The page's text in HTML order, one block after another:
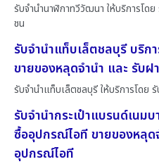
รับจำนำนาฬิกาทวีวัฒนา ให้บริการโด
ชน
รับจำนำแท็บเล็ตชลบุรี บริก
ขายของหลุดจำนำ และ รับ
รับจำนำแท็บเล็ตชลบุรี ให้บริการโดย
รับจำนำกระเป๋าแบรนด์เนม
ซื้ออุปกรณ์ไอที ขายของหลุด
อุปกรณ์ไอที